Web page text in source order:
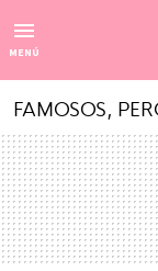
MENÚ
FAMOSOS,